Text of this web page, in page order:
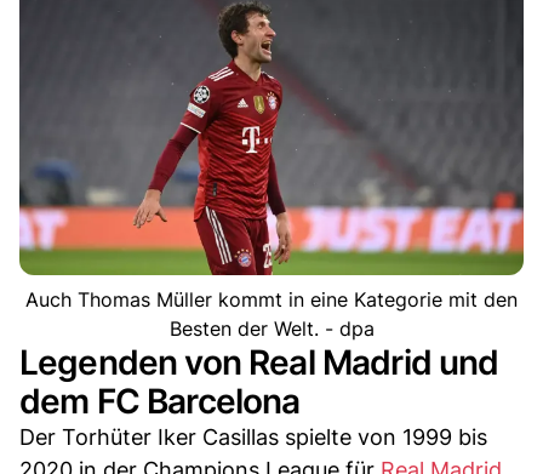
Auch Thomas Müller kommt in eine Kategorie mit den
Besten der Welt. - dpa
Legenden von Real Madrid und
dem FC Barcelona
Der Torhüter Iker Casillas spielte von 1999 bis